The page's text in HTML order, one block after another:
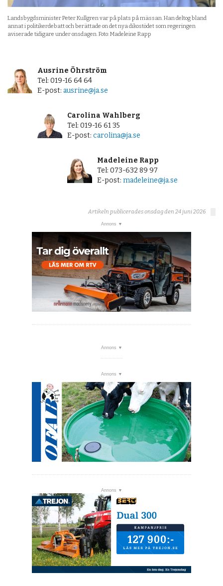
Landsbygdsminister Peter Kullgren var på plats på mässan. Han deltog bland
annat i politikerdebatt och berättade on det nya dikostödet som regeringen
aviserade tidigare under onsdagen. Foto: Madeleine Rapp
Ausrine Öhrström
Tel: 019-16 64 64
E-post: ausrine@ja.se
Carolina Wahlberg
Tel: 019-16 61 35
E-post: carolina@ja.se
Madeleine Rapp
Tel: 073-632 89 97
E-post: madeleine@ja.se
Artikeln publicerades onsdag den 24 juni 2026